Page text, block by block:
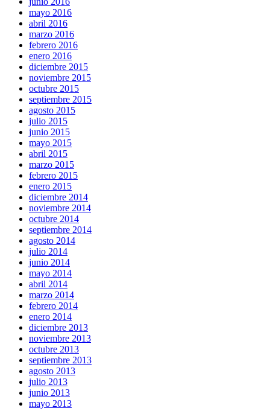
mayo 2016
abril 2016
marzo 2016
febrero 2016
enero 2016
diciembre 2015
noviembre 2015
octubre 2015
septiembre 2015
agosto 2015
julio 2015
junio 2015
mayo 2015
abril 2015
marzo 2015
febrero 2015
enero 2015
diciembre 2014
noviembre 2014
octubre 2014
septiembre 2014
agosto 2014
julio 2014
junio 2014
mayo 2014
abril 2014
marzo 2014
febrero 2014
enero 2014
diciembre 2013
noviembre 2013
octubre 2013
septiembre 2013
agosto 2013
julio 2013
junio 2013
mayo 2013